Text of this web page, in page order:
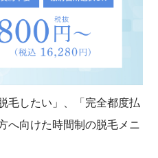
⽑したい」、「完全都度払
へ向けた時間制の脱⽑メニ